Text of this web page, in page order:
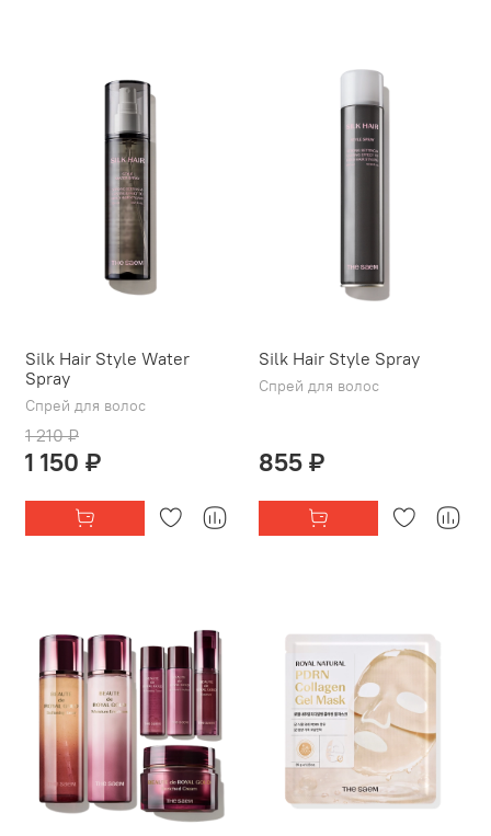
Silk Hair Style Water
Spray
Спрей для волос
1 210 ₽
1 150 ₽
Silk Hair Style Spray
Спрей для волос
855 ₽